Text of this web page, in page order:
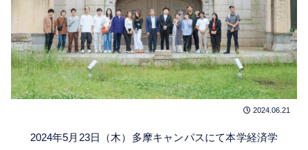
2024.06.21
2024年5月23日（木）多摩キャンパスにて本学経済学